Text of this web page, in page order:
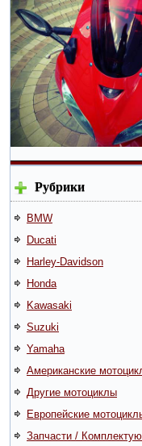
Рубрики
BMW
Ducati
Harley-Davidson
Honda
Kawasaki
Suzuki
Yamaha
Американские
Другие мотоциклы
Европейские
Запчасти /